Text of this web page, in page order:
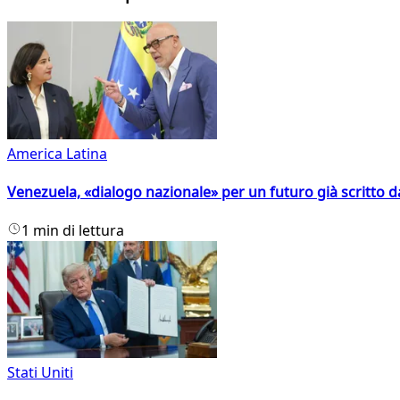
America Latina
Venezuela, «dialogo nazionale» per un futuro già scritto
1 min di lettura
Stati Uniti